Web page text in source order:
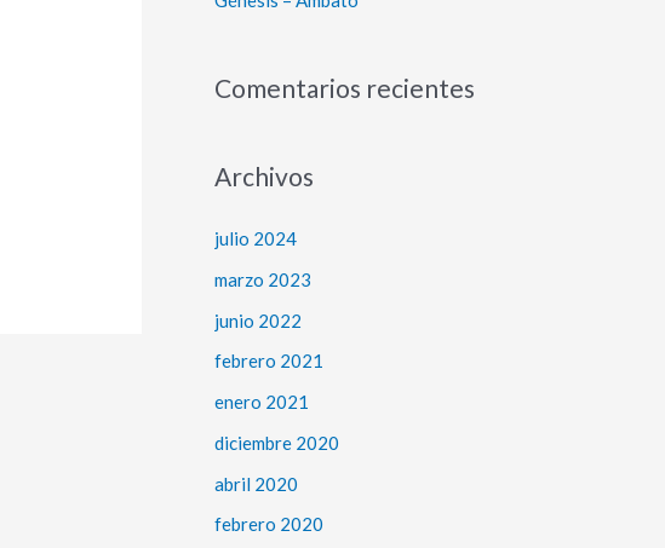
Comentarios recientes
Archivos
julio 2024
marzo 2023
junio 2022
febrero 2021
enero 2021
diciembre 2020
abril 2020
febrero 2020